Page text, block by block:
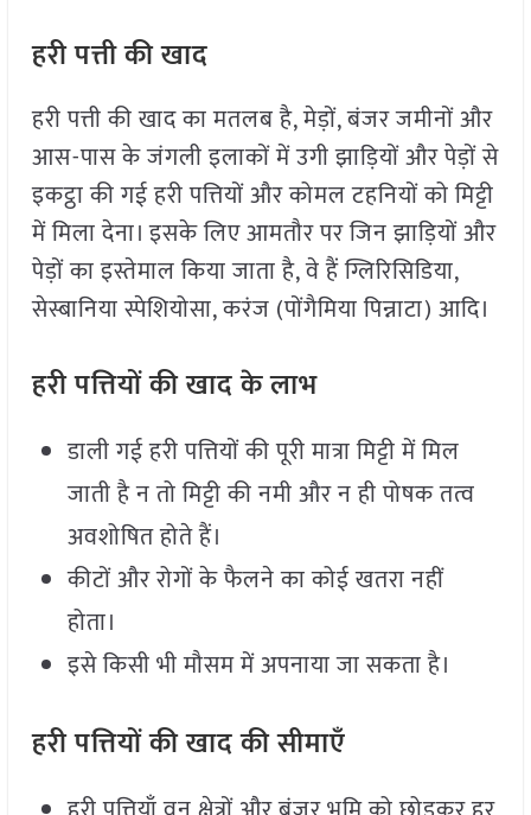
हरी पत्ती की खाद
हरी पत्ती की खाद का मतलब है, मेड़ों, बंजर जमीनों और
आस-पास के जंगली इलाकों में उगी झाड़ियों और पेड़ों से
इकट्ठा की गई हरी पत्तियों और कोमल टहनियों को मिट्टी
में मिला देना। इसके लिए आमतौर पर जिन झाड़ियों और
पेड़ों का इस्तेमाल किया जाता है, वे हैं ग्लिरिसिडिया,
सेस्बानिया स्पेशियोसा, करंज (पोंगैमिया पिन्नाटा) आदि।
हरी पत्तियों की खाद के लाभ
डाली गई हरी पत्तियों की पूरी मात्रा मिट्टी में मिल
जाती है न तो मिट्टी की नमी और न ही पोषक तत्व
अवशोषित होते हैं।
कीटों और रोगों के फैलने का कोई खतरा नहीं
होता।
इसे किसी भी मौसम में अपनाया जा सकता है।
हरी पत्तियों की खाद की सीमाएँ